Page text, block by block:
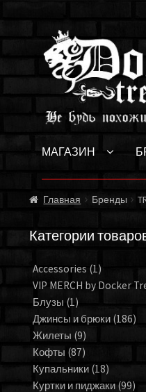
Перейти
к
навигации
Перейти
к
содержимому
МАГАЗИН
Главная Бренды
Категории
Accessories (1)
VIP MERCH by Docker
Блузы (1)
Джинсы и брюки (186)
Жилеты (9)
Кофты (87)
Купальники (18)
Куртки и пиджаки (99)